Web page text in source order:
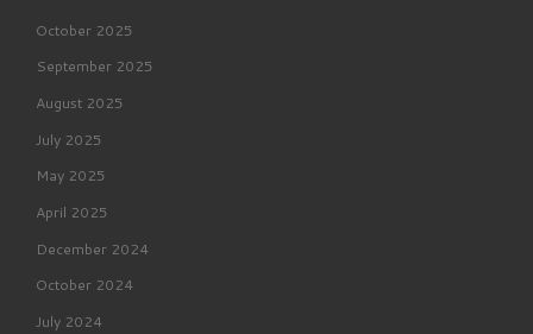
October 2025
September 2025
August 2025
July 2025
May 2025
April 2025
December 2024
October 2024
July 2024